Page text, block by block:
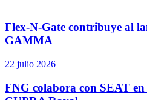
Flex-N-Gate contribuye al
GAMMA
22 julio 2026
FNG colabora con SEAT